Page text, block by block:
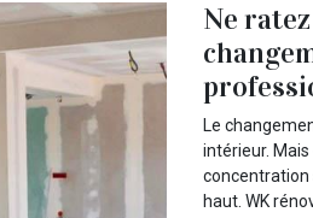
Ne
Le
intérieur.
concentration
haut. WK